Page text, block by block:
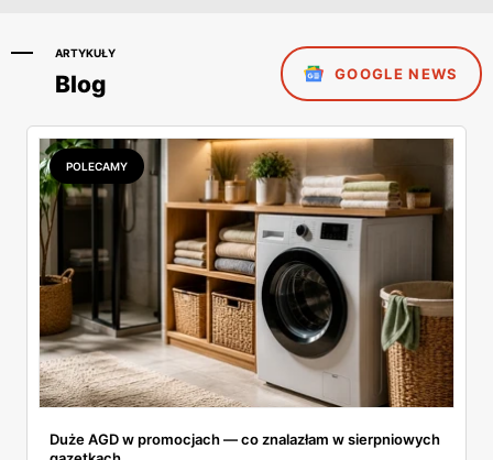
ARTYKUŁY
Blog GOOGLE NEWS
POLECAMY
Duże AGD w promocjach — co znalazłam w sierpniowych